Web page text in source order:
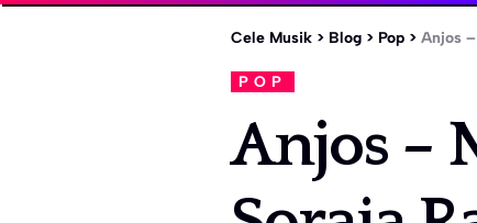
Cele Musik > Blog > Pop > Anjos
POP
Anjos –